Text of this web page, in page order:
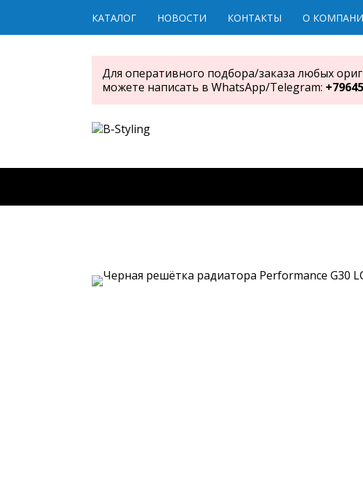
КАТАЛОГ НОВОСТИ КОНТАКТЫ О
Для оперативного подбора/заказа любых
можете написать в WhatsApp/Telegram: